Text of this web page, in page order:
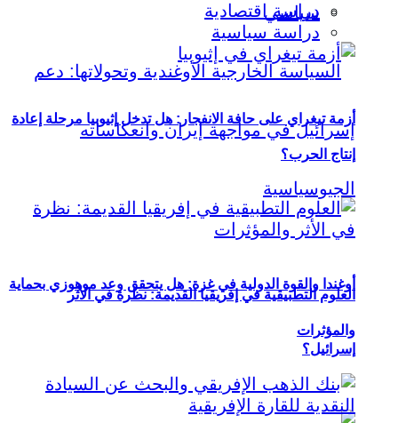
سياسي
أوغندا والقوة الدولية في غزة: هل يتحقق وعد موهوزي بحماية
إسرائيل؟
دراسة اقتصادية
دراسة سياسية
أزمة تيغراي على حافة الانفجار: هل تدخل إثيوبيا مرحلة إعادة
إنتاج الحرب؟
العلوم التطبيقية في إفريقيا القديمة: نظرة في الأثر
والمؤثرات